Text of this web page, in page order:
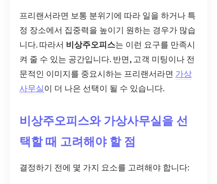
프리랜서라면 보통 분위기에 따라 일을 하거나 특
정 장소에서 집중력을 높이기 원하는 경우가 많습
니다. 따라서 비상주오피스는 이런 요구를 만족시
켜 줄 수 있는 공간입니다. 반면, 고객 미팅이나 전
문적인 이미지를 중요시하는 프리랜서라면 가상
사무실이 더 나은 선택이 될 수 있습니다.
비상주오피스와 가상사무실을 선
택할 때 고려해야 할 점
결정하기 전에 몇 가지 요소를 고려해야 합니다: